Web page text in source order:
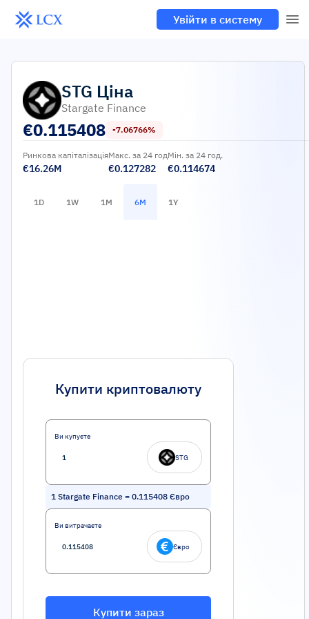
Увійти в систему
STG Ціна
Stargate Finance
€0.115408 -7.06766%
Ринкова капіталізація
€16.26M
Макс. за 24 год
€0.127282
Мін. за 24 год.
€0.114674
1D 1W 1M 6M 1Y
Купити криптовалюту
Ви купуєте
STG
1 Stargate Finance = 0.115408 Євро
Ви витрачаєте
Євро
Купити зараз